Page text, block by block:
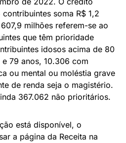
soma R$ 1,2
milhões referem-se ao
que têm prioridade
idosos acima de 80
79 anos, 10.306 com
ou mental ou moléstia grave
de renda seja o magistério.
367.062 não prioritários.
está disponível, o
a página da Receita na